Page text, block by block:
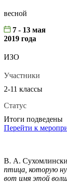
весной
7 - 13 мая
2019 года
ИЗО
Участники
2-11 классы
Статус
Итоги подведены
Перейти к
В. А.
птица, которую
вот имя этой